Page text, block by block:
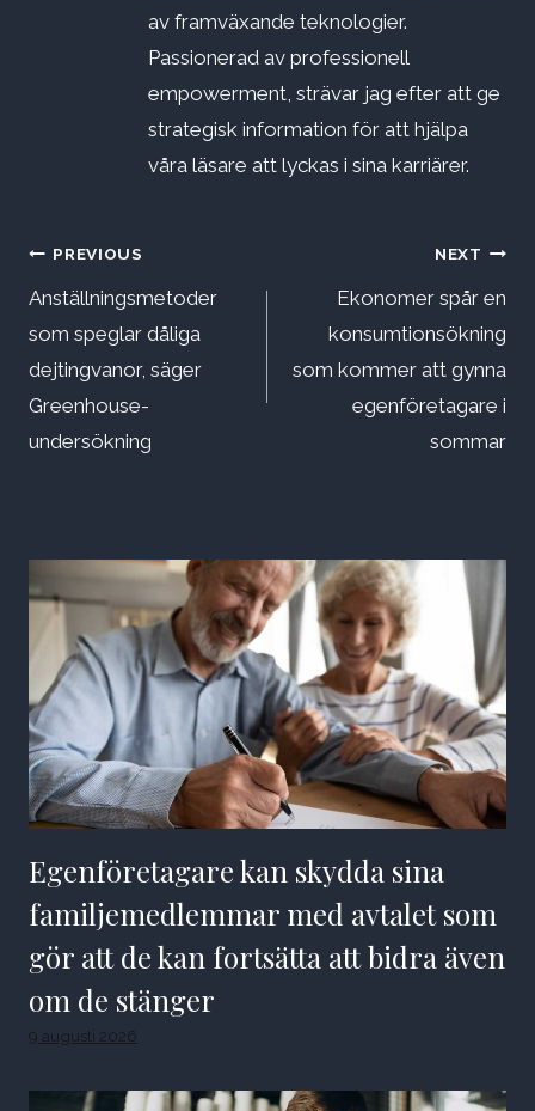
av framväxande teknologier.
Passionerad av professionell
empowerment, strävar jag efter att ge
strategisk information för att hjälpa
våra läsare att lyckas i sina karriärer.
Inläggsnavigering
PREVIOUS
Anställningsmetoder
som speglar dåliga
dejtingvanor, säger
Greenhouse-
undersökning
NEXT
Ekonomer spår en
konsumtionsökning
som kommer att gynna
egenföretagare i
sommar
Egenföretagare kan skydda sina
familjemedlemmar med avtalet som
gör att de kan fortsätta att bidra även
om de stänger
9 augusti 2026